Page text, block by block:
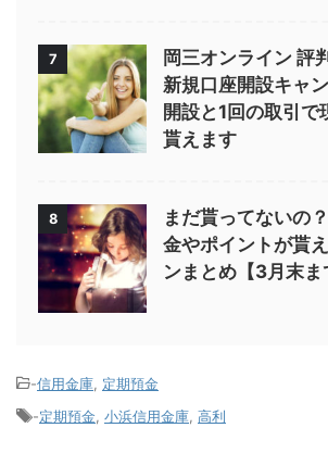
7
岡三オンライン 評
新規口座開設キャ
開設と1回の取引
貰えます
8
まだ貰ってないの
金やポイントが貰
ンまとめ【3月末ま
-信用金庫 定期預金
-定期預金 小浜信用金庫 高利